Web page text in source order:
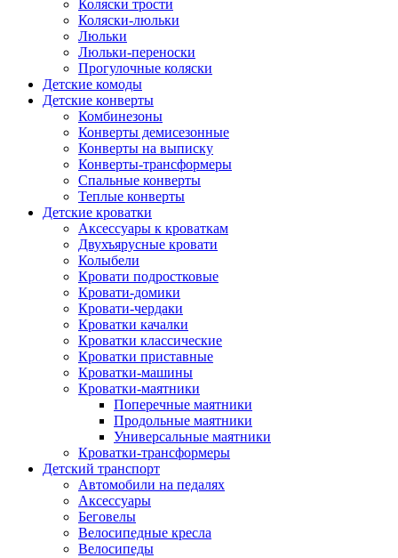
Коляски трости
Коляски-люльки
Люльки
Люльки-переноски
Прогулочные коляски
Детские комоды
Детские конверты
Комбинезоны
Конверты демисезонные
Конверты на выписку
Конверты-трансформеры
Спальные конверты
Теплые конверты
Детские кроватки
Аксессуары к кроваткам
Двухъярусные кровати
Колыбели
Кровати подростковые
Кровати-домики
Кровати-чердаки
Кроватки качалки
Кроватки классические
Кроватки приставные
Кроватки-машины
Кроватки-маятники
Поперечные маятники
Продольные маятники
Универсальные маятники
Кроватки-трансформеры
Детский транспорт
Автомобили на педалях
Аксессуары
Беговелы
Велосипедные кресла
Велосипеды